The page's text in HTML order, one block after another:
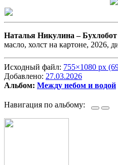
Наталья Никулина –Бухлобот
масло, холст на картоне, 2026,
Исходный файл: 755×1080 px
Добавлено: 27.03.2026
Альбом: Между небом и водой
Навигация по альбому: